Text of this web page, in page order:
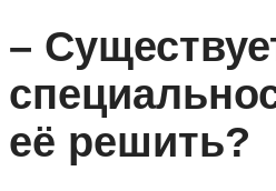
–
её решить?